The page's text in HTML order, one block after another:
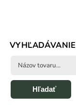
VYHĽADÁVANIE
Hľadať